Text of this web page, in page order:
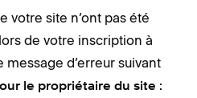
votre site n’ont pas été
de votre inscription à
message d’erreur suivant
le propriétaire du site :